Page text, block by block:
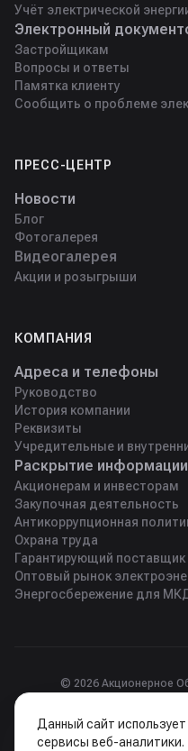
Учёт электрической
Электронный
Застройщикам
Вопросы и ответы
Памятка клиенту
Сообщить о проблеме
ПРЕСС-ЦЕНТР
Новости
Блог
Фотогалерея
Видеогалерея
Акции и розыгрыши
КОМПАНИЯ
Адреса и телефоны
Руководство
История компании
Реквизиты
Учредительные и
Раскрытие информации
Акционерам и инвесторам
Закупочная деятельность
Антикоррупционная
Охрана труда
Гарантирующий поставщик
Оптовый рынок
Энергосбережение для
© 2026 Акционерное
Данный сайт
сервисы веб-аналитики.